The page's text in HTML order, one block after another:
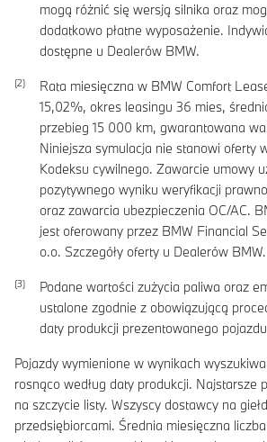
mogą różnić się wersją silnika oraz
dodatkowo płatne wyposażenie.
dostępne u Dealerów BMW.
Rata miesięczna w BMW Comfort
15,02%, okres leasingu 36 mies,
przebieg 15 000 km, gwarantowana
Niniejsza symulacja nie stanowi oferty
Kodeksu cywilnego. Zawarcie umowy
pozytywnego wyniku weryfikacji
oraz zawarcia ubezpieczenia OC/AC.
jest oferowany przez BMW Financial
o.o. Szczegóły oferty u Dealerów BMW.
Podane wartości zużycia paliwa oraz
ustalone zgodnie z obowiązującą
daty produkcji prezentowanego
Pojazdy wymienione w wynikach
rosnąco według daty produkcji. Najstarsze
na szczycie listy. Wszyscy dostawcy na
przedsiębiorcami. Średnia miesięczna